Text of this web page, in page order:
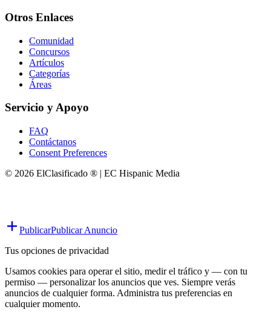
Otros Enlaces
Comunidad
Concursos
Artículos
Categorías
Áreas
Servicio y Apoyo
FAQ
Contáctanos
Consent Preferences
© 2026 ElClasificado ® | EC Hispanic Media
PublicarPublicar Anuncio
Tus opciones de privacidad
Usamos cookies para operar el sitio, medir el tráfico y — con tu
permiso — personalizar los anuncios que ves. Siempre verás
anuncios de cualquier forma. Administra tus preferencias en
cualquier momento.